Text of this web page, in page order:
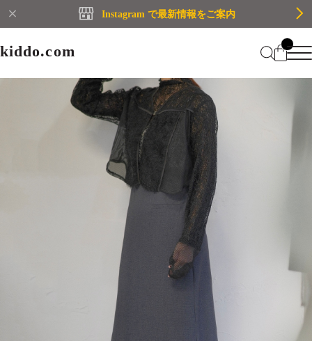
Instagram で最新情報をご案内
kiddo.com
kiddo.com
Home
CATEGORY
Membership
プライバシーポリシー
特定商取引法に基づく表記